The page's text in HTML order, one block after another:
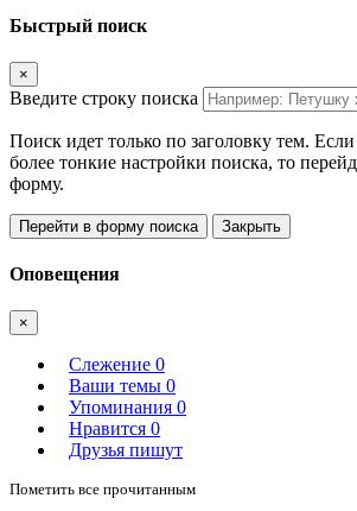
Быстрый поиск
×
Введите строку поиска
Поиск идет только по заголовку тем.
более тонкие настройки поиска, то
форму.
Перейти в форму поиска Закрыть
Оповещения
×
Слежение 0
Ваши темы 0
Упоминания 0
Нравится 0
Друзья пишут
Пометить все прочитанным